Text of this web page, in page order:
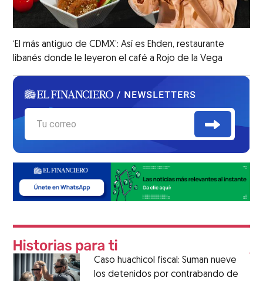
‘El más antiguo de CDMX’: Así es Ehden, restaurante
libanés donde le leyeron el café a Rojo de la Vega
Caso huachicol fiscal: Suman nueve
los detenidos por contrabando de